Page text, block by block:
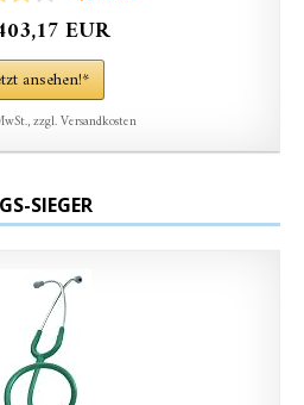
EUR
ansehen!*
zzgl. Versandkosten
SIEGER